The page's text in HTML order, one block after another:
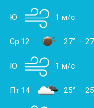
Ю 1 м/с
Ср 12 27° —
Ю 1 м/с
Пт 14 25° —